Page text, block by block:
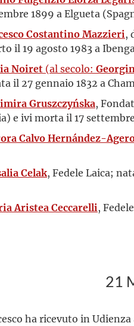
1899 a Elgueta
Costantino Mazzieri,
il 19 agosto 1983 a
Noiret (al secolo:
il 27 gennaio 1832 a
Gruszczyńska,
e ivi morta il 17
Calvo Hernández-
Celak, Fedele Laica;
Aristea Ceccarelli,
21
ha ricevuto in